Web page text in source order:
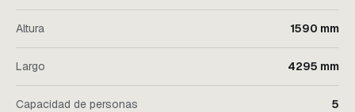
Altura 1590 mm
Largo 4295 mm
Capacidad de personas 5